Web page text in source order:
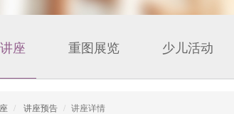
座 重图展览 少儿活动
讲座预告 讲座详情